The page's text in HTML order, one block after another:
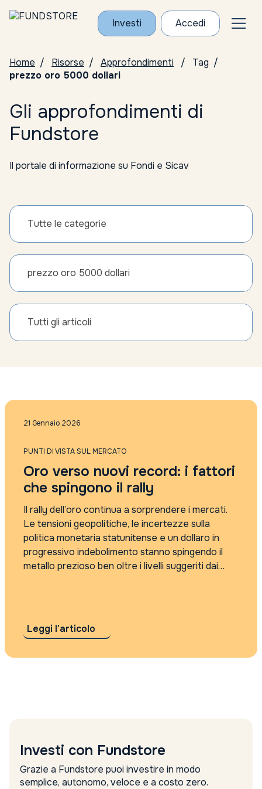
Investi Accedi
Home Risorse Approfondimenti
Tag
prezzo oro 5000 dollari
Gli approfondimenti di
Fundstore
Il portale di informazione su Fondi e Sicav
Tutte le categorie
prezzo oro 5000 dollari
Tutti gli articoli
21 Gennaio 2026
PUNTI DI VISTA SUL MERCATO
Oro verso nuovi record: i fattori
che spingono il rally
Il rally dell’oro continua a sorprendere i mercati.
Le tensioni geopolitiche, le incertezze sulla
politica monetaria statunitense e un dollaro in
progressivo indebolimento stanno spingendo il
metallo prezioso ben oltre i livelli suggeriti dai
Leggi l'articolo
Investi con Fundstore
Grazie a Fundstore puoi investire in modo
semplice, autonomo, veloce e a costo zero.